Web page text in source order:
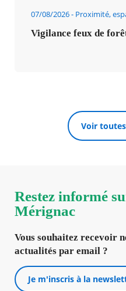
07/08/2026 Proximité,
Vigilance feux de
Voir
Restez informé
Mérignac
Vous souhaitez recevoir
actualités par email ?
Je m'inscris à la